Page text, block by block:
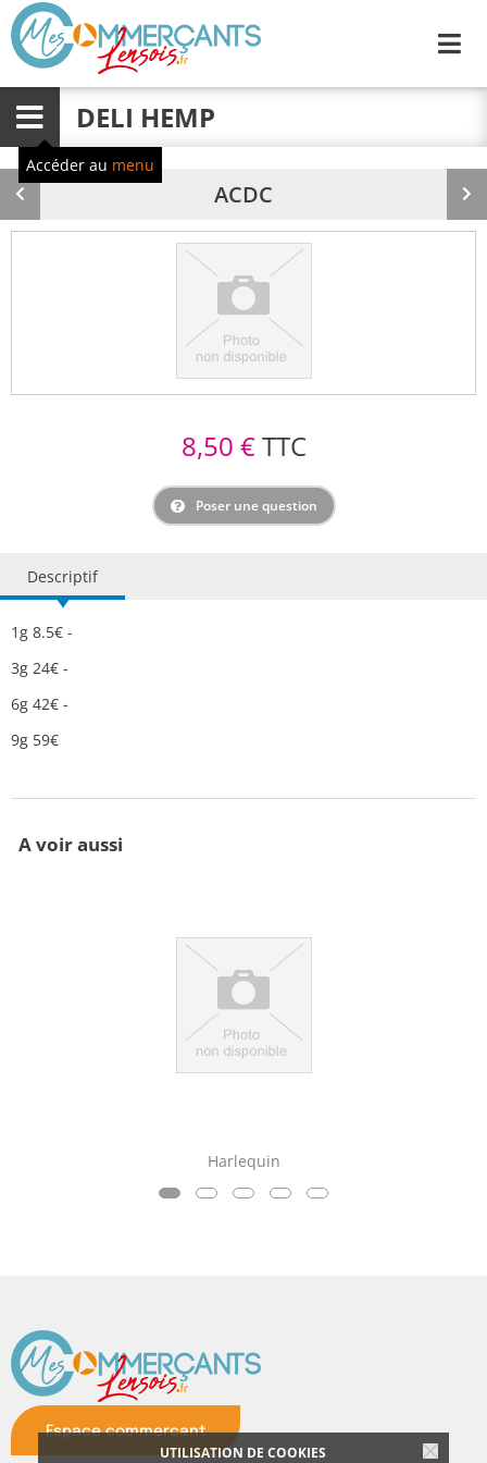
UTILISATION DE COOKIES
Menu DELI HEMP
Accéder au menu
Produit
précédent
ACDC
8,50 €TTC
Poser une question
Descriptif
1g 8.5€ -
3g 24€ -
6g 42€ -
9g 59€
A voir aussi
Harlequin
Espace commerçant